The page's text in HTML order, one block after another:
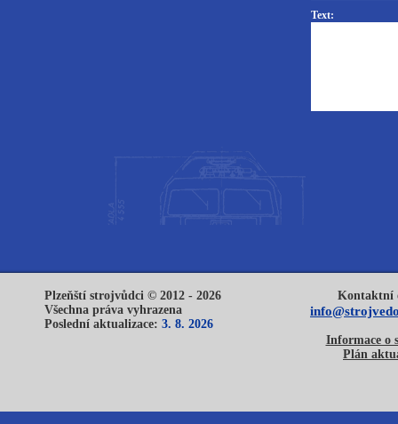
Text:
Plzeňští strojvůdci © 2012 - 2026
Všechna práva vyhrazena
Poslední aktualizace: 3. 8. 2026
Kontaktní
Informace o
Plán